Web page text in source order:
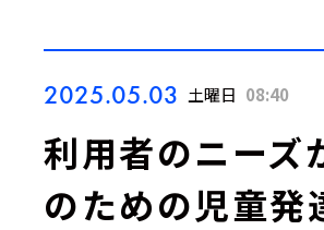
2025.05.03 土曜日 08:40
利用者のニーズ
のための児童発